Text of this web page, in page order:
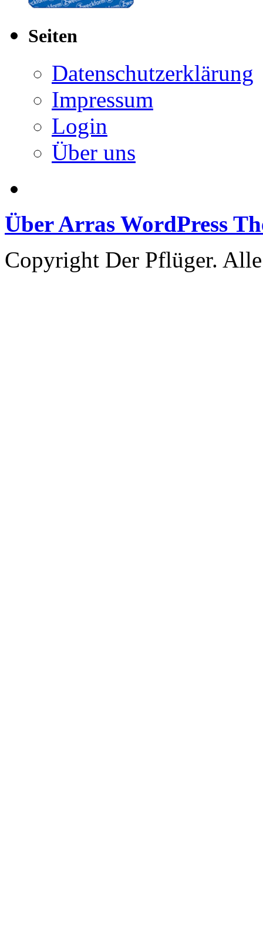
Seiten
Datenschutzerklärung
Impressum
Login
Über uns
Über Arras WordPress
Copyright Der Pflüger.